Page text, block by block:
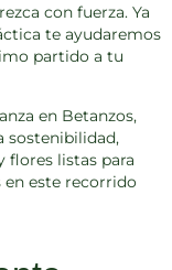
con fuerza. Ya
te ayudaremos
partido a tu
en Betanzos,
sostenibilidad,
flores listas para
en este recorrido